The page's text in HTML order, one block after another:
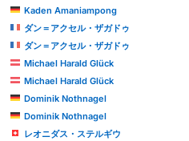
Kaden Amaniampong
ダン＝アクセル・ザガドゥ
ダン＝アクセル・ザガドゥ
Michael Harald Glück
Michael Harald Glück
Dominik Nothnagel
Dominik Nothnagel
レオニダス・ステルギウ